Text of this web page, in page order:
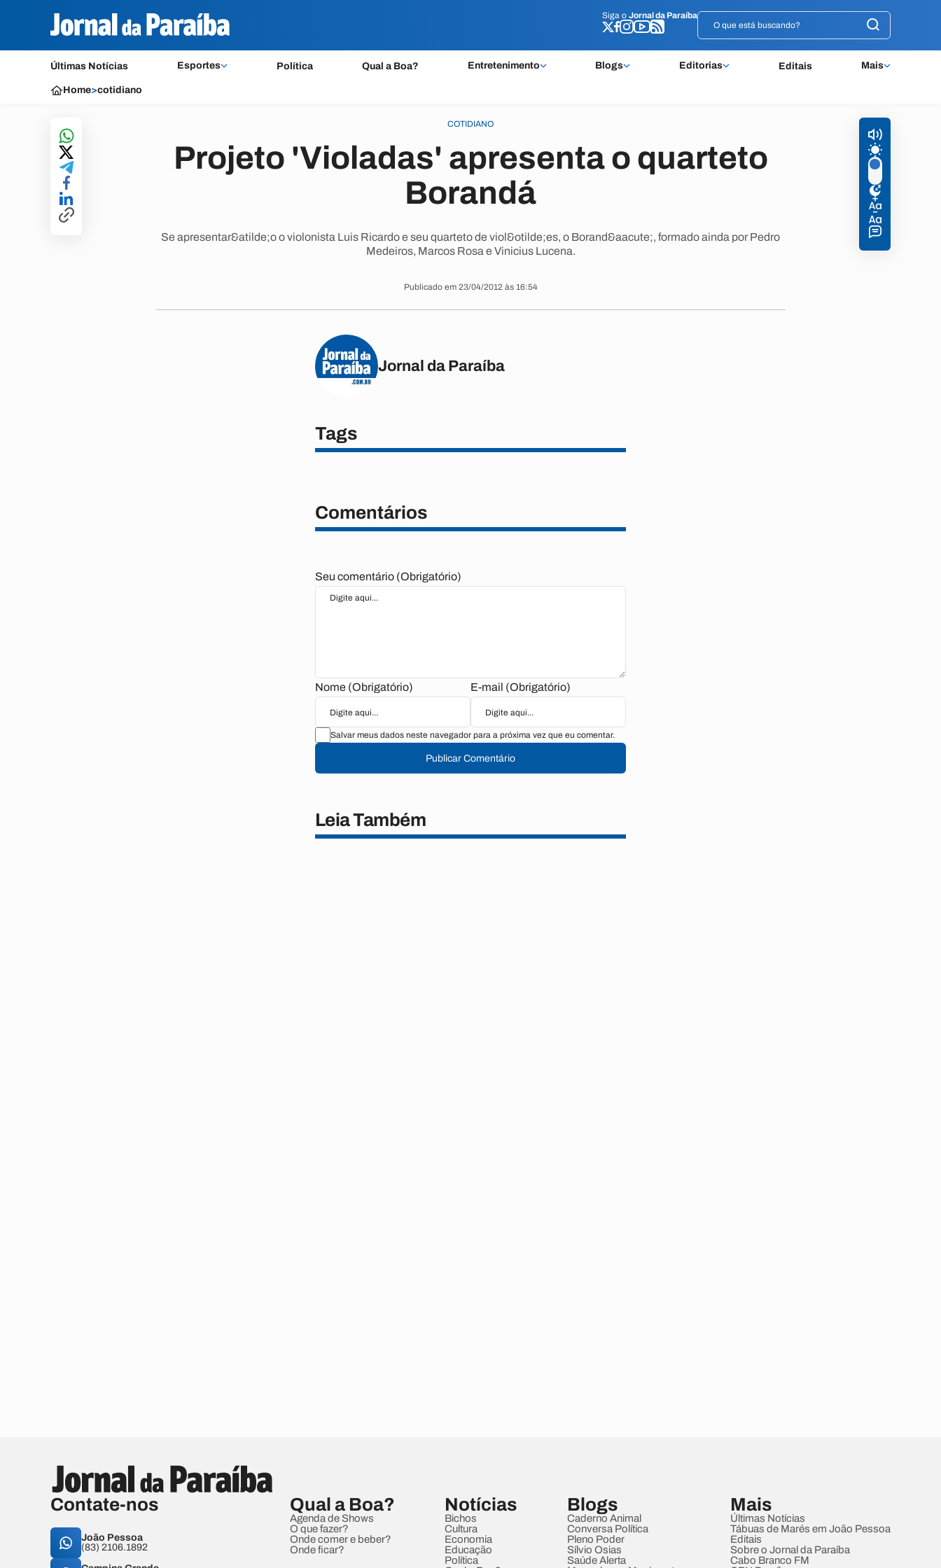
Siga o Jornal da Paraíba
Últimas Notícias Esportes Política Qual a Boa? Entretenimento Blogs Editorias Editais Mais
Siga o Jornal da Paraíba
Home>cotidiano
COTIDIANO
Projeto 'Violadas' apresenta o quarteto
Borandá
Se apresentar&atilde;o o violonista Luis Ricardo e seu quarteto de viol&otilde;es, o Borand&aacute;, formado ainda por Pedro
Medeiros, Marcos Rosa e Vinicius Lucena.
Publicado em 23/04/2012 às 16:54
Jornal da Paraíba
Tags
Comentários
Seu comentário (Obrigatório)
Nome (Obrigatório) E-mail (Obrigatório)
Salvar meus dados neste navegador para a próxima vez que eu comentar.
Publicar Comentário
Leia Também
Contate-nos
João Pessoa
(83) 2106.1892
Qual a Boa?
Agenda de Shows
O que fazer?
Onde comer e beber?
Onde ficar?
Notícias
Bichos
Cultura
Economia
Educação
Política
Blogs
Caderno Animal
Conversa Política
Pleno Poder
Sílvio Osias
Saúde Alerta
Mais
Últimas Notícias
Tábuas de Marés em João Pessoa
Editais
Sobre o Jornal da Paraíba
Cabo Branco FM